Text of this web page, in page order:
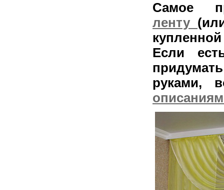
Самое
ленту
Если
руками,